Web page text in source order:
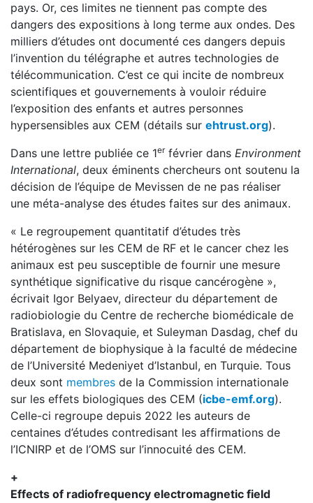
pays. Or, ces limites ne tiennent pas compte des
dangers des expositions à long terme aux ondes. Des
milliers d’études ont documenté ces dangers depuis
l’invention du télégraphe et autres technologies de
télécommunication. C’est ce qui incite de nombreux
scientifiques et gouvernements à vouloir réduire
l’exposition des enfants et autres personnes
hypersensibles aux CEM (détails sur ehtrust.org).
Dans une lettre publiée ce 1erfévrier dans Environment
International, deux éminents chercheurs ont soutenu la
décision de l’équipe de Mevissen de ne pas réaliser
une méta-analyse des études faites sur des animaux.
« Le regroupement quantitatif d’études très
hétérogènes sur les CEM de RF et le cancer chez les
animaux est peu susceptible de fournir une mesure
synthétique significative du risque cancérogène »,
écrivait Igor Belyaev, directeur du département de
radiobiologie du Centre de recherche biomédicale de
Bratislava, en Slovaquie, et Suleyman Dasdag, chef du
département de biophysique à la faculté de médecine
de l’Université Medeniyet d’Istanbul, en Turquie. Tous
deux sont membres de la Commission internationale
sur les effets biologiques des CEM (icbe-emf.org).
Celle-ci regroupe depuis 2022 les auteurs de
centaines d’études contredisant les affirmations de
l’ICNIRP et de l’OMS sur l’innocuité des CEM.
+
Effects of radiofrequency electromagnetic field